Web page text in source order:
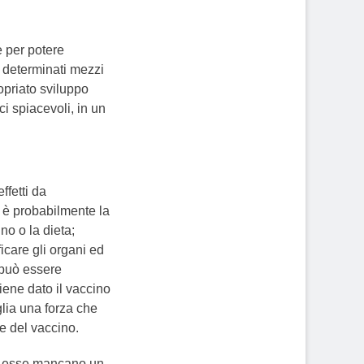
per potere
mezzi
sviluppo
spiacevoli, in un
da
probabilmente la
o la dieta;
gli organi ed
essere
dato il vaccino
una forza che
del vaccino.